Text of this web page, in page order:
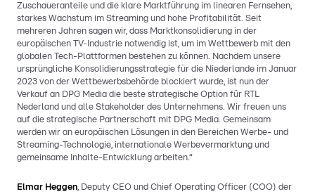
Zuschaueranteile und die klare Marktführung im linearen Fernsehen,
starkes Wachstum im Streaming und hohe Profitabilität. Seit
mehreren Jahren sagen wir, dass Marktkonsolidierung in der
europäischen TV-Industrie notwendig ist, um im Wettbewerb mit den
globalen Tech-Plattformen bestehen zu können. Nachdem unsere
ursprüngliche Konsolidierungsstrategie für die Niederlande im Januar
2023 von der Wettbewerbsbehörde blockiert wurde, ist nun der
Verkauf an DPG Media die beste strategische Option für RTL
Nederland und alle Stakeholder des Unternehmens. Wir freuen uns
auf die strategische Partnerschaft mit DPG Media. Gemeinsam
werden wir an europäischen Lösungen in den Bereichen Werbe- und
Streaming-Technologie, internationale Werbevermarktung und
gemeinsame Inhalte-Entwicklung arbeiten.“
Elmar Heggen, Deputy CEO und Chief Operating Officer (COO) der